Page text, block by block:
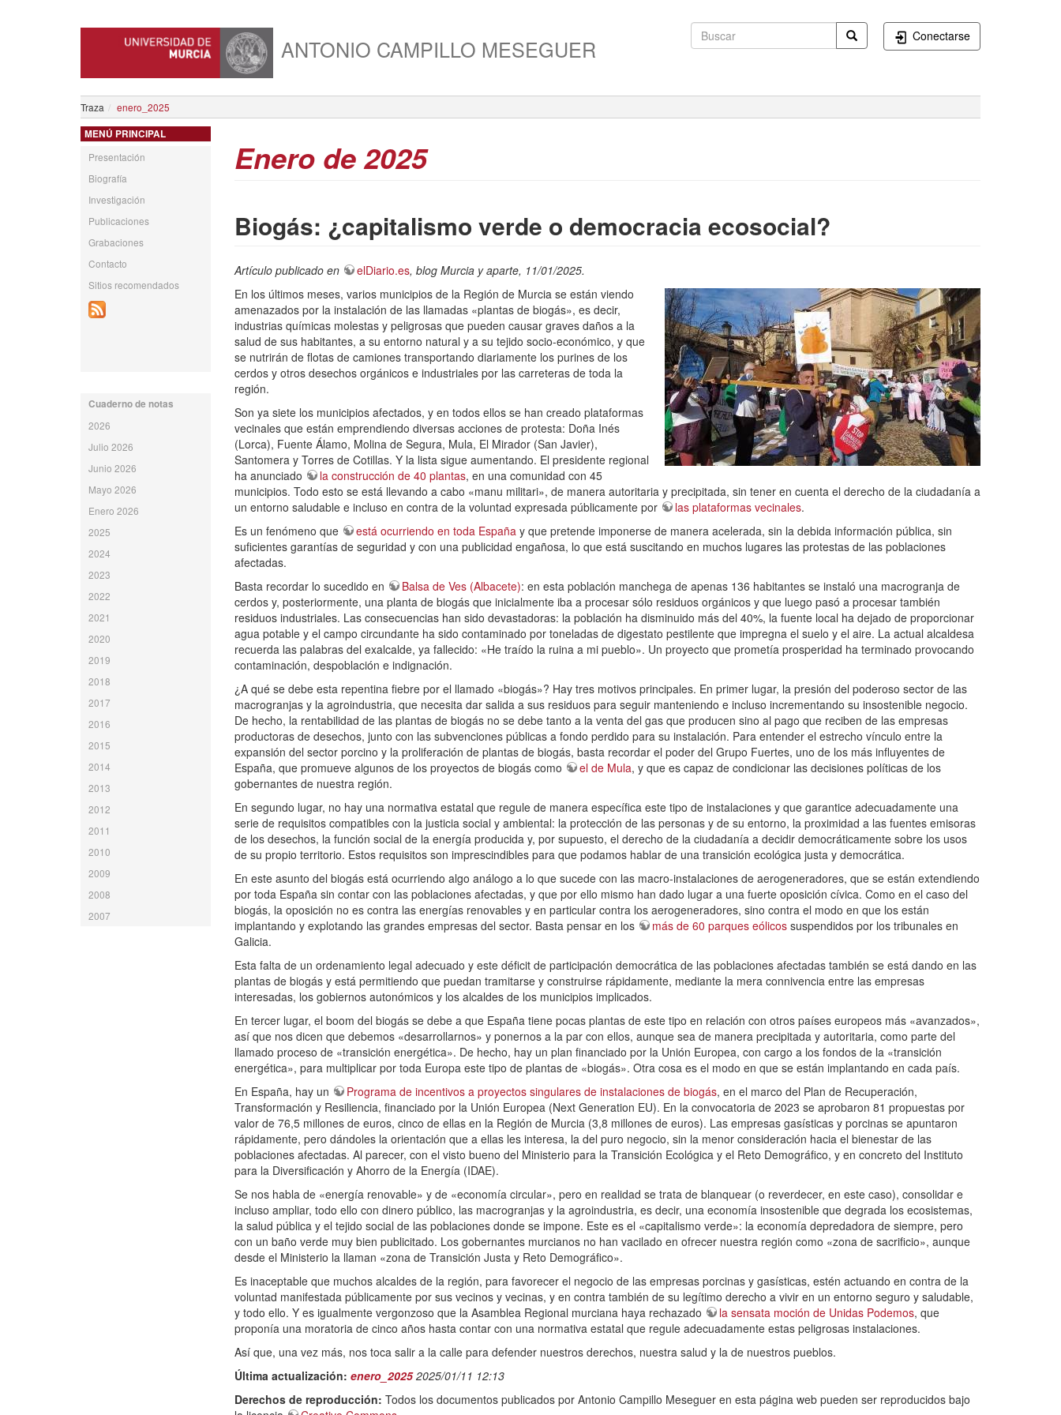
ANTONIO CAMPILLO MESEGUER Conectarse
Traza
enero_2025
MENÚ PRINCIPAL
Presentación
Biografía
Investigación
Publicaciones
Grabaciones
Contacto
Sitios recomendados
Cuaderno de notas
2026
Julio 2026
Junio 2026
Mayo 2026
Enero 2026
2025
2024
2023
2022
2021
2020
2019
2018
2017
2016
2015
2014
2013
2012
2011
2010
2009
2008
2007
Enero de 2025
Biogás: ¿capitalismo verde o democracia ecosocial?
Artículo publicado en elDiario.es, blog Murcia y aparte, 11/01/2025.
En los últimos meses, varios municipios de la Región de Murcia se están viendo
amenazados por la instalación de las llamadas «plantas de biogás», es decir,
industrias químicas molestas y peligrosas que pueden causar graves daños a la
salud de sus habitantes, a su entorno natural y a su tejido socio-económico, y que
se nutrirán de flotas de camiones transportando diariamente los purines de los
cerdos y otros desechos orgánicos e industriales por las carreteras de toda la
región.
Son ya siete los municipios afectados, y en todos ellos se han creado plataformas
vecinales que están emprendiendo diversas acciones de protesta: Doña Inés
(Lorca), Fuente Álamo, Molina de Segura, Mula, El Mirador (San Javier),
Santomera y Torres de Cotillas. Y la lista sigue aumentando. El presidente regional
ha anunciado
la construcción de 40 plantas, en una comunidad con 45
municipios. Todo esto se está llevando a cabo «manu militari», de manera autoritaria y precipitada, sin tener en cuenta el derecho de la ciudadanía a
un entorno saludable e incluso en contra de la voluntad expresada públicamente por
las plataformas vecinales.
Es un fenómeno que
está ocurriendo en toda España y que pretende imponerse de manera acelerada, sin la debida información pública, sin
suficientes garantías de seguridad y con una publicidad engañosa, lo que está suscitando en muchos lugares las protestas de las poblaciones
afectadas.
Basta recordar lo sucedido en
Balsa de Ves (Albacete): en esta población manchega de apenas 136 habitantes se instaló una macrogranja de
cerdos y, posteriormente, una planta de biogás que inicialmente iba a procesar sólo residuos orgánicos y que luego pasó a procesar también
residuos industriales. Las consecuencias han sido devastadoras: la población ha disminuido más del 40%, la fuente local ha dejado de proporcionar
agua potable y el campo circundante ha sido contaminado por toneladas de digestato pestilente que impregna el suelo y el aire. La actual alcaldesa
recuerda las palabras del exalcalde, ya fallecido: «He traído la ruina a mi pueblo». Un proyecto que prometía prosperidad ha terminado provocando
contaminación, despoblación e indignación.
¿A qué se debe esta repentina fiebre por el llamado «biogás»? Hay tres motivos principales. En primer lugar, la presión del poderoso sector de las
macrogranjas y la agroindustria, que necesita dar salida a sus residuos para seguir manteniendo e incluso incrementando su insostenible negocio.
De hecho, la rentabilidad de las plantas de biogás no se debe tanto a la venta del gas que producen sino al pago que reciben de las empresas
productoras de desechos, junto con las subvenciones públicas a fondo perdido para su instalación. Para entender el estrecho vínculo entre la
expansión del sector porcino y la proliferación de plantas de biogás, basta recordar el poder del Grupo Fuertes, uno de los más influyentes de
España, que promueve algunos de los proyectos de biogás como
el de Mula, y que es capaz de condicionar las decisiones políticas de los
gobernantes de nuestra región.
En segundo lugar, no hay una normativa estatal que regule de manera específica este tipo de instalaciones y que garantice adecuadamente una
serie de requisitos compatibles con la justicia social y ambiental: la protección de las personas y de su entorno, la proximidad a las fuentes emisoras
de los desechos, la función social de la energía producida y, por supuesto, el derecho de la ciudadanía a decidir democráticamente sobre los usos
de su propio territorio. Estos requisitos son imprescindibles para que podamos hablar de una transición ecológica justa y democrática.
En este asunto del biogás está ocurriendo algo análogo a lo que sucede con las macro-instalaciones de aerogeneradores, que se están extendiendo
por toda España sin contar con las poblaciones afectadas, y que por ello mismo han dado lugar a una fuerte oposición cívica. Como en el caso del
biogás, la oposición no es contra las energías renovables y en particular contra los aerogeneradores, sino contra el modo en que los están
implantando y explotando las grandes empresas del sector. Basta pensar en los
más de 60 parques eólicos suspendidos por los tribunales en
Galicia.
Esta falta de un ordenamiento legal adecuado y este déficit de participación democrática de las poblaciones afectadas también se está dando en las
plantas de biogás y está permitiendo que puedan tramitarse y construirse rápidamente, mediante la mera connivencia entre las empresas
interesadas, los gobiernos autonómicos y los alcaldes de los municipios implicados.
En tercer lugar, el boom del biogás se debe a que España tiene pocas plantas de este tipo en relación con otros países europeos más «avanzados»,
así que nos dicen que debemos «desarrollarnos» y ponernos a la par con ellos, aunque sea de manera precipitada y autoritaria, como parte del
llamado proceso de «transición energética». De hecho, hay un plan financiado por la Unión Europea, con cargo a los fondos de la «transición
energética», para multiplicar por toda Europa este tipo de plantas de «biogás». Otra cosa es el modo en que se están implantando en cada país.
En España, hay un
Programa de incentivos a proyectos singulares de instalaciones de biogás, en el marco del Plan de Recuperación,
Transformación y Resiliencia, financiado por la Unión Europea (Next Generation EU). En la convocatoria de 2023 se aprobaron 81 propuestas por
valor de 76,5 millones de euros, cinco de ellas en la Región de Murcia (3,8 millones de euros). Las empresas gasísticas y porcinas se apuntaron
rápidamente, pero dándoles la orientación que a ellas les interesa, la del puro negocio, sin la menor consideración hacia el bienestar de las
poblaciones afectadas. Al parecer, con el visto bueno del Ministerio para la Transición Ecológica y el Reto Demográfico, y en concreto del Instituto
para la Diversificación y Ahorro de la Energía (IDAE).
Se nos habla de «energía renovable» y de «economía circular», pero en realidad se trata de blanquear (o reverdecer, en este caso), consolidar e
incluso ampliar, todo ello con dinero público, las macrogranjas y la agroindustria, es decir, una economía insostenible que degrada los ecosistemas,
la salud pública y el tejido social de las poblaciones donde se impone. Este es el «capitalismo verde»: la economía depredadora de siempre, pero
con un baño verde muy bien publicitado. Los gobernantes murcianos no han vacilado en ofrecer nuestra región como «zona de sacrificio», aunque
desde el Ministerio la llaman «zona de Transición Justa y Reto Demográfico».
Es inaceptable que muchos alcaldes de la región, para favorecer el negocio de las empresas porcinas y gasísticas, estén actuando en contra de la
voluntad manifestada públicamente por sus vecinos y vecinas, y en contra también de su legítimo derecho a vivir en un entorno seguro y saludable,
y todo ello. Y es igualmente vergonzoso que la Asamblea Regional murciana haya rechazado
la sensata moción de Unidas Podemos, que
proponía una moratoria de cinco años hasta contar con una normativa estatal que regule adecuadamente estas peligrosas instalaciones.
Así que, una vez más, nos toca salir a la calle para defender nuestros derechos, nuestra salud y la de nuestros pueblos.
Última actualización: enero_20252025/01/11 12:13
Derechos de reproducción: Todos los documentos publicados por Antonio Campillo Meseguer en esta página web pueden ser reproducidos bajo